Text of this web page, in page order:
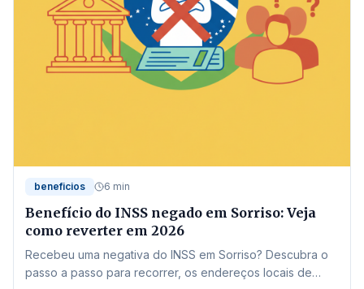
beneficios 6 min
Benefício do INSS negado em Sorriso: Veja
como reverter em 2026
Recebeu uma negativa do INSS em Sorriso? Descubra o
passo a passo para recorrer, os endereços locais de